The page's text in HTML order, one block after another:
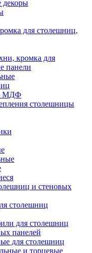
декоры
для столешниц,
кромка для
панели
МДФ
столешницы
и стеновых
столешниц
для столешниц
панелей
для столешниц
и торцевые